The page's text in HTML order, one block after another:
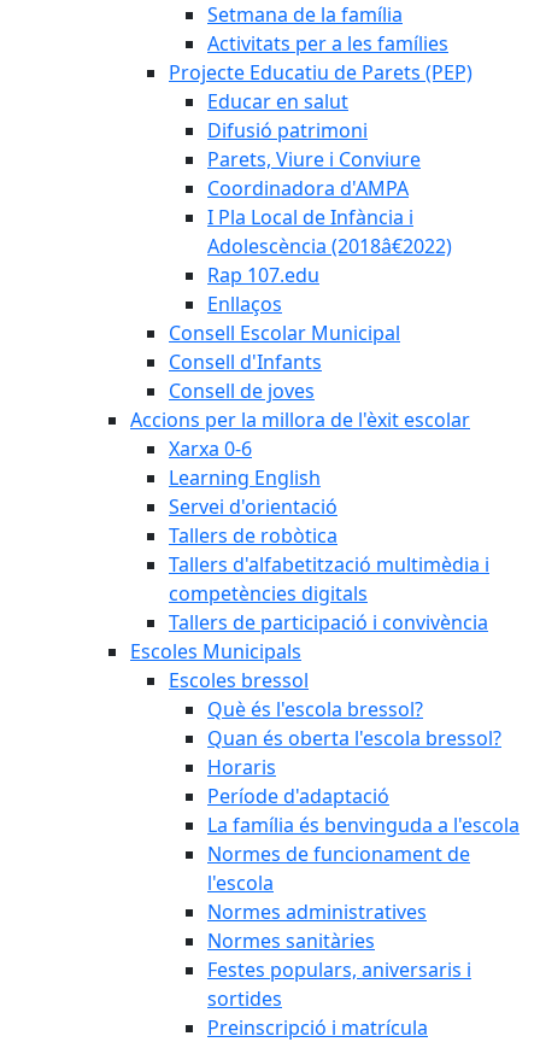
Setmana de la família
Activitats per a les famílies
Projecte Educatiu de Parets (PEP)
Educar en salut
Difusió patrimoni
Parets, Viure i Conviure
Coordinadora d'AMPA
I Pla Local de Infància i
Adolescència (2018â€2022)
Rap 107.edu
Enllaços
Consell Escolar Municipal
Consell d'Infants
Consell de joves
Accions per la millora de l'èxit escolar
Xarxa 0-6
Learning English
Servei d'orientació
Tallers de robòtica
Tallers d'alfabetització multimèdia i
competències digitals
Tallers de participació i convivència
Escoles Municipals
Escoles bressol
Què és l'escola bressol?
Quan és oberta l'escola bressol?
Horaris
Període d'adaptació
La família és benvinguda a l'escola
Normes de funcionament de
l'escola
Normes administratives
Normes sanitàries
Festes populars, aniversaris i
sortides
Preinscripció i matrícula